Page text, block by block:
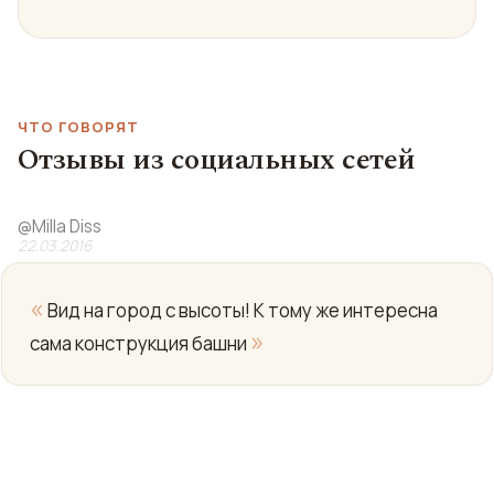
ЧТО ГОВОРЯТ
Отзывы из социальных сетей
@Milla Diss
22.03.2016
« Вид на город с высоты! К тому же интересна
сама конструкция башни »